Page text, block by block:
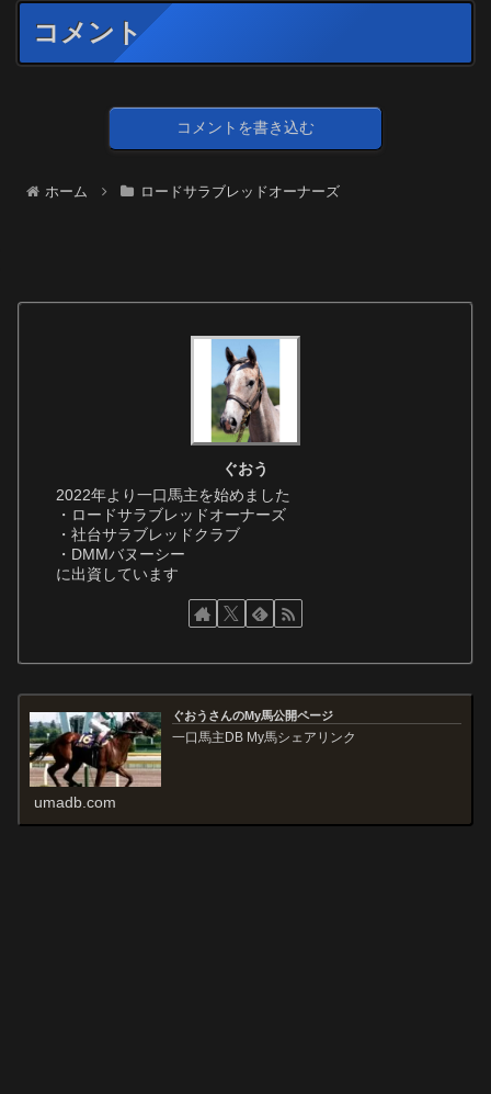
コメント
コメントを書き込む
ホーム ロードサラブレッドオーナーズ
ぐおう
2022年より一口馬主を始めました
・ロードサラブレッドオーナーズ
・社台サラブレッドクラブ
・DMMバヌーシー
に出資しています
ぐおうさんのMy馬公開ページ
一口馬主DB My馬シェアリンク
umadb.com